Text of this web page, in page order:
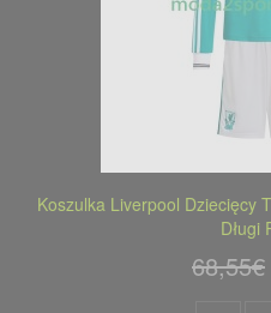
Koszulka Liverpool Dziecięcy
Długi
68,55€